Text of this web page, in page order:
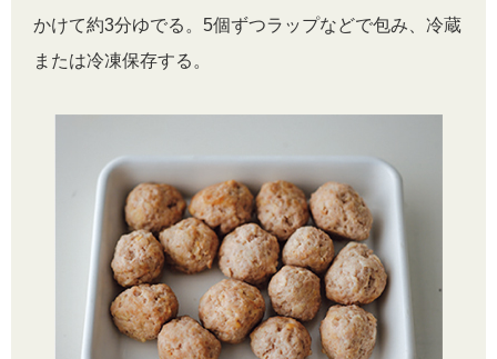
かけて約3分ゆでる。5個ずつラップなどで包み、冷蔵
または冷凍保存する。